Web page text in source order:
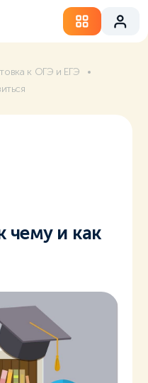
к ОГЭ и ЕГЭ
чему и как